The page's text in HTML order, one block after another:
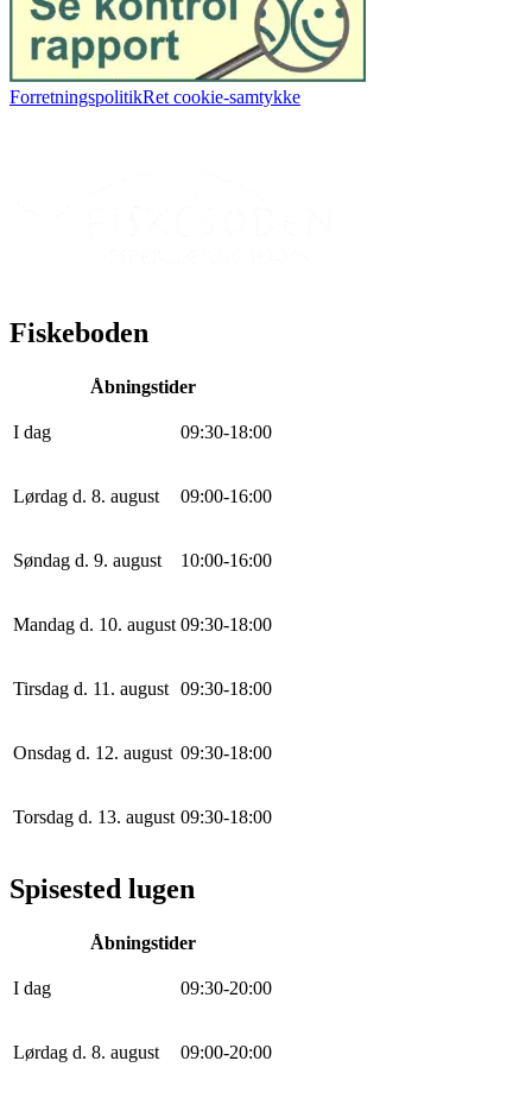
ForretningspolitikRet cookie-samtykke
Fiskeboden
Åbningstider
I dag 09:30-18:00
Lørdag d. 8. august 09:00-16:00
Søndag d. 9. august 10:00-16:00
Mandag d. 10. august 09:30-18:00
Tirsdag d. 11. august 09:30-18:00
Onsdag d. 12. august 09:30-18:00
Torsdag d. 13. august 09:30-18:00
Spisested lugen
Åbningstider
I dag 09:30-20:00
Lørdag d. 8. august 09:00-20:00